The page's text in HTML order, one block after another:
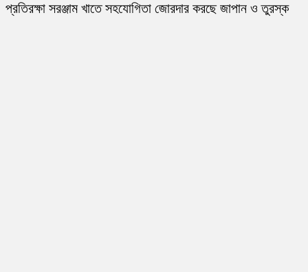
প্রতিরক্ষা সরঞ্জাম খাতে সহযোগিতা জোরদার করছে জাপান ও তুরস্ক